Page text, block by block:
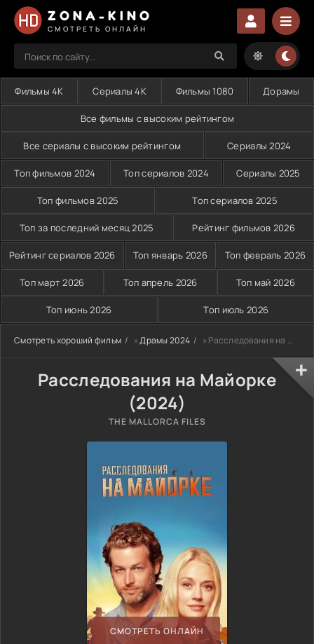
ZONA-KINO
СМОТРЕТЬ ОНЛАЙН
Фильмы 4K Сериалы 4K Фильмы 1080 Дорамы
Все фильмы с высоким рейтингом
Все сериалы с высоким рейтингом Сериалы 2024
Топ фильмов 2024 Топ сериалов 2024 Сериалы 2025
Топ фильмов 2025 Топ сериалов 2025
Топ за последний месяц 2025 Рейтинг фильмов 2026
Рейтинг сериалов 2026 Топ январь 2026 Топ февраль 2026
Топ март 2026 Топ апрель 2026 Топ май 2026
Топ июнь 2026 Топ июль 2026
Смотреть хороший фильм »Драмы 2024 » Расследования на Майорке (2024)
Расследования на Майорке
(2024)
THE MALLORCA FILES
СМОТРЕТЬ ОНЛАЙН